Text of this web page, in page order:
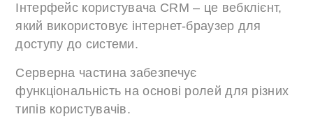
Інтерфейс користувача CRM – це вебклієнт,
який використовує інтернет-браузер для
доступу до системи.
Серверна частина забезпечує
функціональність на основі ролей для різних
типів користувачів.